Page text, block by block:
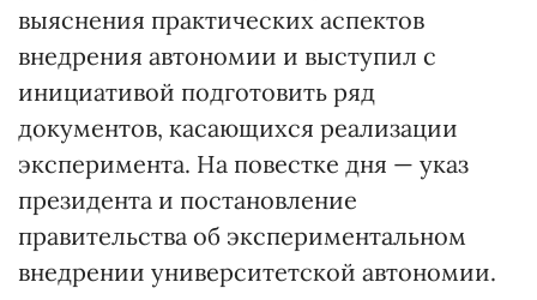
выяснения практических аспектов
внедрения автономии и выступил с
инициативой подготовить ряд
документов, касающихся реализации
эксперимента. На повестке дня — указ
президента и постановление
правительства об экспериментальном
внедрении университетской автономии.